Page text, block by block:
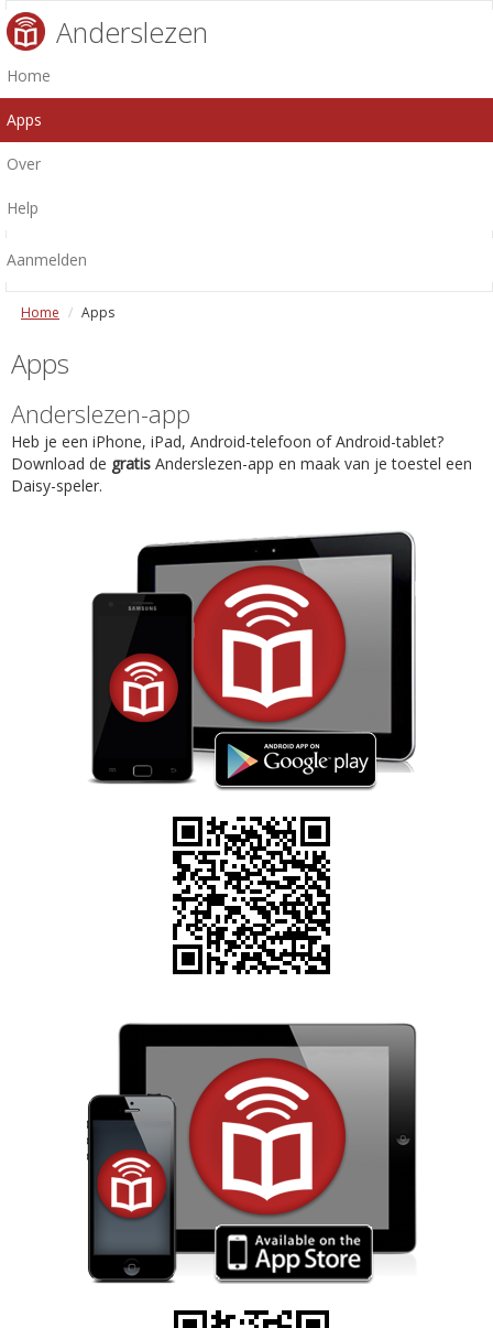
Anderslezen
Home
Apps
Over
Help
Aanmelden
Home Apps
Apps
Anderslezen-app
Heb je een iPhone, iPad, Android-telefoon of Android-tablet?
Download de gratis Anderslezen-app en maak van je toestel een
Daisy-speler.